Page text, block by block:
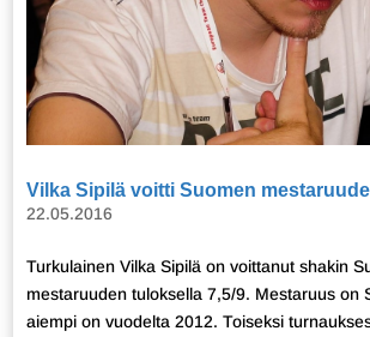
Vilka Sipilä voitti Suomen
22.05.2016
Turkulainen Vilka Sipilä on voittanut shakin
mestaruuden tuloksella 7,5/9. Mestaruus on
aiempi on vuodelta 2012. Toiseksi